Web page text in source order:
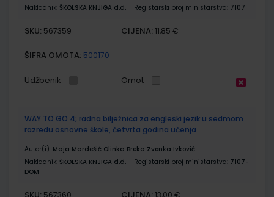
Nakladnik: ŠKOLSKA KNJIGA d.d. Registarski broj ministarstva: 7107
SKU: 567359 CIJENA: 11,85 €
ŠIFRA OMOTA: 500170
Udžbenik Omot
WAY TO GO 4; radna bilježnica za engleski jezik u sedmom
razredu osnovne škole, četvrta godina učenja
Autor(i): Maja Mardešić Olinka Breka Zvonka Ivković
Nakladnik: ŠKOLSKA KNJIGA d.d. Registarski broj ministarstva: 7107-
DOM
567360 13,00 €